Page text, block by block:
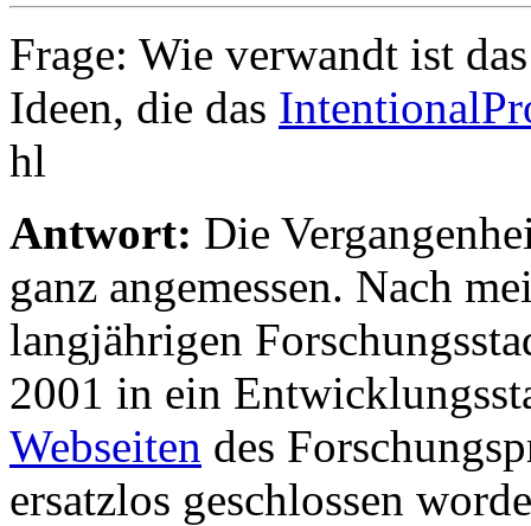
Frage: Wie verwandt ist
Ideen, die das
hl
Antwort: Die
ganz angemessen. Nach
langjährigen
2001 in ein
Webseiten des
ersatzlos geschlossen